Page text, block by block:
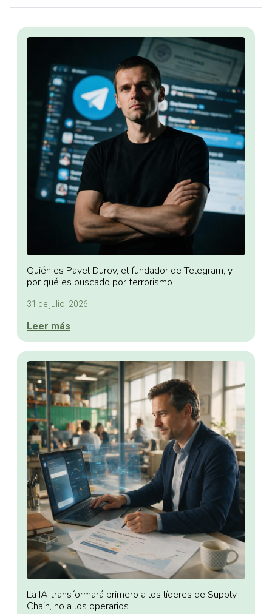
Quién es Pavel Durov, el fundador de Telegram, y
por qué es buscado por terrorismo
31 de julio, 2026
Leer más
La IA transformará primero a los líderes de Supply
Chain, no a los operarios